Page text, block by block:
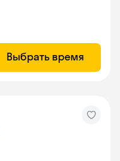
Выбрать время